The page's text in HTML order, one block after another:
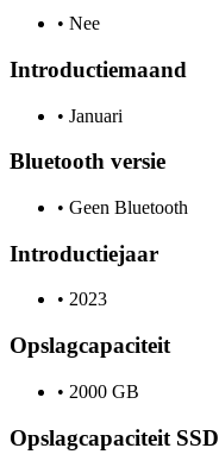
• Nee
Introductiemaand
• Januari
Bluetooth versie
• Geen Bluetooth
Introductiejaar
• 2023
Opslagcapaciteit
• 2000 GB
Opslagcapaciteit SSD